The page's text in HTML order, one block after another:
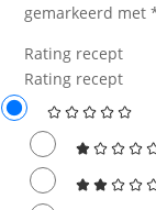
gemarkeerd met
Rating recept
Rating recept